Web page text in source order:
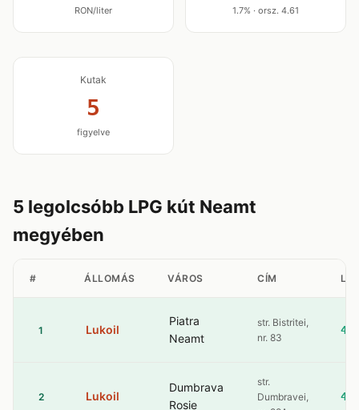
RON/liter 1.7% · orsz. 4.61
Kutak
5
figyelve
5 legolcsóbb LPG kút Neamt
megyében
# ÁLLOMÁS VÁROS CÍM
1 Lukoil
Piatra
Neamt
str. Bistritei,
nr. 83
2 Lukoil
Dumbrava
Rosie
str.
Dumbravei,